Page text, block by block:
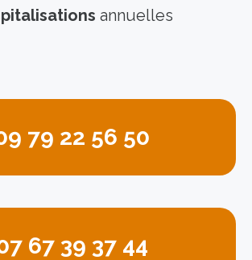
annuelles
79 22 56 50
67 39 37 44